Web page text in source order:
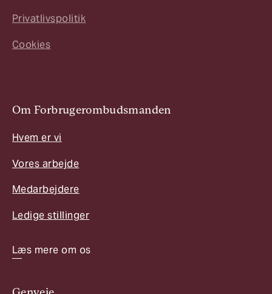
Privatlivspolitik
Cookies
Om Forbrugerombudsmanden
Hvem er vi
Vores arbejde
Medarbejdere
Ledige stillinger
Læs mere om os